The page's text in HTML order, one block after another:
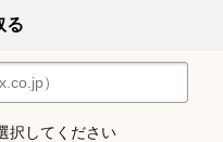
る
択してください